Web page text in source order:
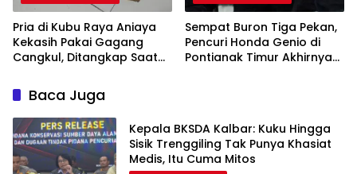
Pria di Kubu Raya Aniaya
Kekasih Pakai Gagang
Cangkul, Ditangkap Saat
Sempat Buron Tiga Pekan,
Pencuri Honda Genio di
Pontianak Timur Akhirnya
Baca Juga
Kepala BKSDA Kalbar: Kuku Hingga
Sisik Trenggiling Tak Punya Khasiat
Medis, Itu Cuma Mitos